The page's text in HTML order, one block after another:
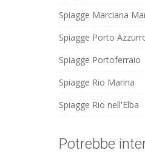
Spiagge Marciana
Spiagge Porto
Spiagge Portoferraio
Spiagge Rio Marina
Spiagge Rio nell'Elba
Potrebbe